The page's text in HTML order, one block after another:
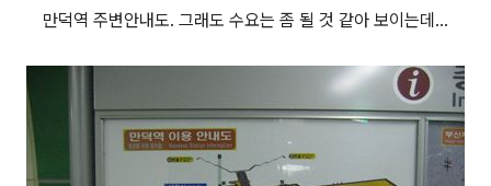
만덕역 주변안내도. 그래도 수요는 좀 될 것 같아 보이는데...